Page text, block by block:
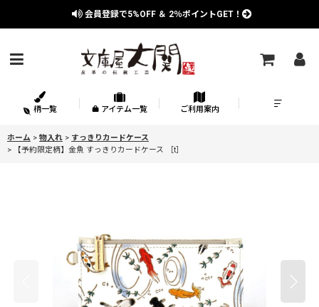
会員登録で5%OFF ＆ 2％ポイントGET！
柄一覧 アイテム一覧 ご利用案内
ホーム > 物入れ > すっきりカードケース
>
【予約限定柄】金魚 すっきりカードケース ［t］